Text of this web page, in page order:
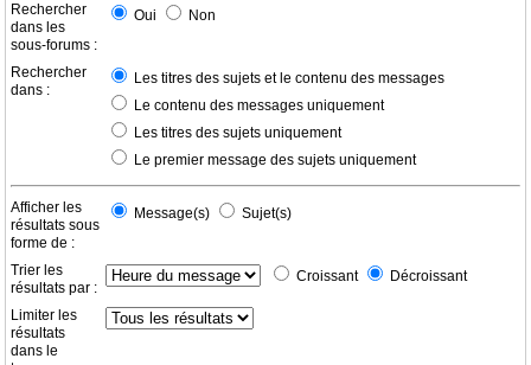
Rechercher
dans les
sous-forums :
Oui Non
Rechercher
dans :
Les titres des sujets et le contenu des messages
Le contenu des messages uniquement
Les titres des sujets uniquement
Le premier message des sujets uniquement
Afficher les
résultats sous
forme de :
Message(s) Sujet(s)
Trier les
résultats par :
Croissant Décroissant
Limiter les
résultats
dans le